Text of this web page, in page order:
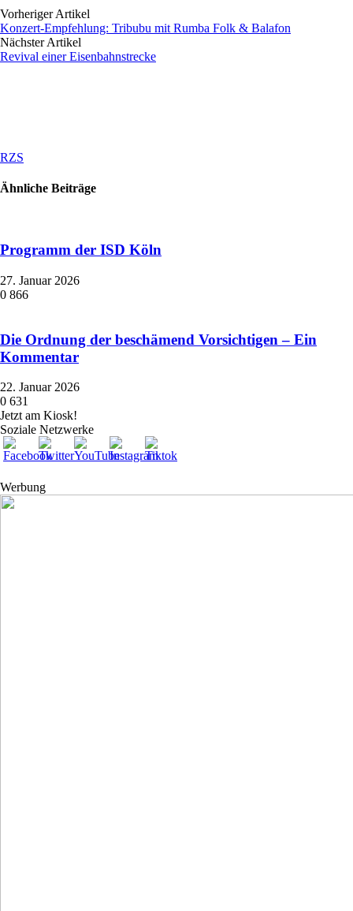
Vorheriger Artikel
Konzert-Empfehlung: Tribubu mit Rumba Folk & Balafon
Nächster Artikel
Revival einer Eisenbahnstrecke
RZS
Ähnliche Beiträge
Programm der ISD Köln
27. Januar 2026
0 866
Die Ordnung der beschämend Vorsichtigen – Ein
Kommentar
22. Januar 2026
0 631
Jetzt am Kiosk!
Soziale Netzwerke
Werbung